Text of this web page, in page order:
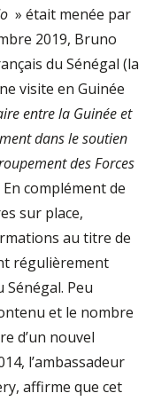
» était menée par
2019, Bruno
du Sénégal (la
visite en Guinée
entre la Guinée et
dans le soutien
des Forces
En complément de
sur place,
au titre de
régulièrement
Peu
et le nombre
d’un nouvel
l’ambassadeur
affirme que cet